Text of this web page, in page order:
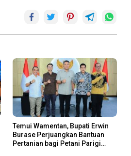
Temui Wamentan, Bupati Erwin
Burase Perjuangkan Bantuan
Pertanian bagi Petani Parigi